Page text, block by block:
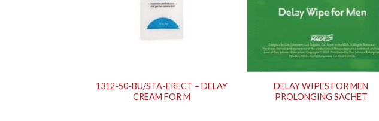
1312-50-BU/STA-ERECT – DELAY
CREAM FOR M
DELAY WIPES FOR MEN
PROLONGING SACHET